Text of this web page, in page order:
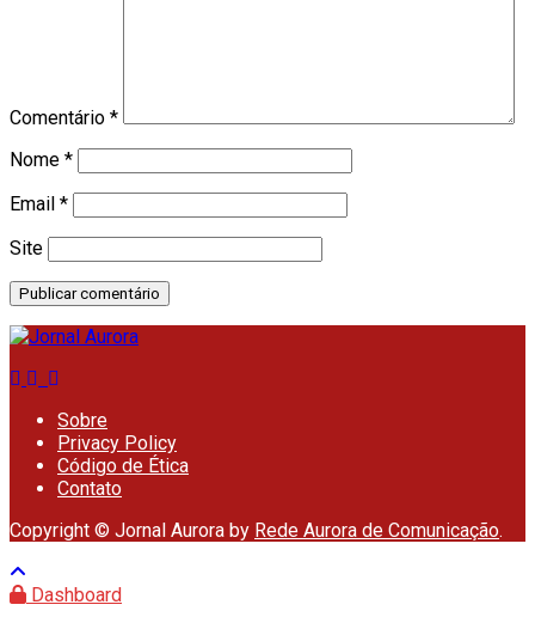
Comentário *
Nome *
Email *
Site
Sobre
Privacy Policy
Código de Ética
Contato
Copyright © Jornal Aurora by Rede Aurora de Comunicação.
Dashboard